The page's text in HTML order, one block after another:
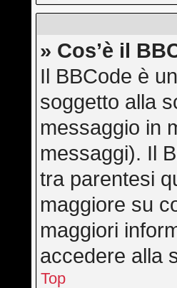
» Cos’è il
Il BBCode è
soggetto alla
messaggio in
messaggi). Il
tra parentesi
maggiore su
maggiori
accedere alla
Top